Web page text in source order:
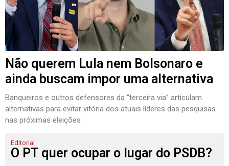
Não querem Lula nem Bolsonaro e
ainda buscam impor uma alternativa
Banqueiros e outros defensores da “terceira via” articulam
alternativas para evitar vitória dos atuais líderes das pesquisas
nas próximas eleições
Editorial
O PT quer ocupar o lugar do PSDB?